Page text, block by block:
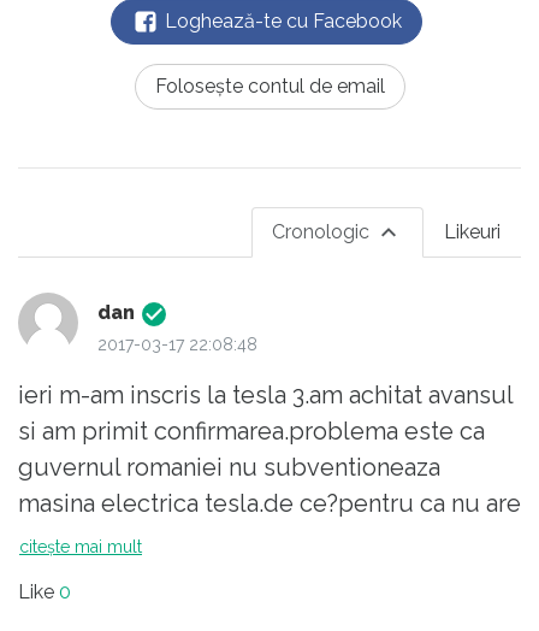
Loghează-te cu Facebook
Folosește contul de email
Likeuri
Cronologic
dan
2017-03-17 22:08:48
ieri m-am inscris la tesla 3.am achitat avansul
si am primit confirmarea.problema este ca
guvernul romaniei nu subventioneaza
masina electrica tesla.de ce?pentru ca nu are
un sediu in romania.foarte bine! in cazul
citește mai mult
Like 0